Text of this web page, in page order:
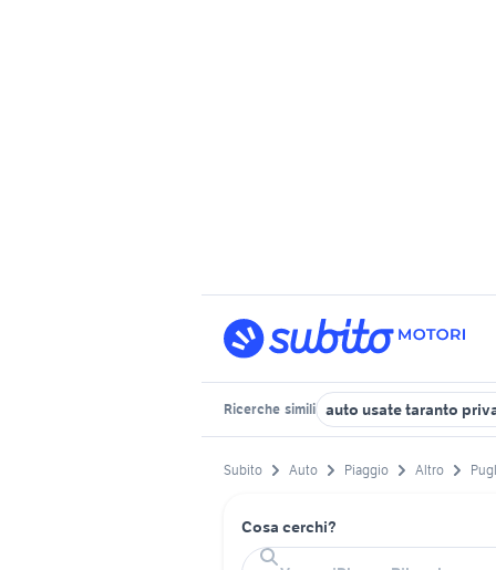
Ricerche simili auto usate taranto
Subito Auto Piaggio Altro
Cosa cerchi?